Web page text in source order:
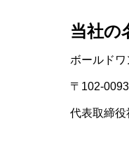
当社の
ボールド
〒102-
代表取締